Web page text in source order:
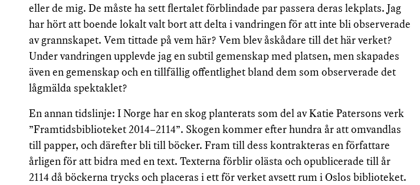
eller de mig. De måste ha sett flertalet förblindade par passera deras lekplats. Jag
har hört att boende lokalt valt bort att delta i vandringen för att inte bli observerade
av grannskapet. Vem tittade på vem här? Vem blev åskådare till det här verket?
Under vandringen upplevde jag en subtil gemenskap med platsen, men skapades
även en gemenskap och en tillfällig offentlighet bland dem som observerade det
lågmälda spektaklet?
En annan tidslinje: I Norge har en skog planterats som del av Katie Patersons verk
”Framtidsbiblioteket 2014–2114”. Skogen kommer efter hundra år att omvandlas
till papper, och därefter bli till böcker. Fram till dess kontrakteras en författare
årligen för att bidra med en text. Texterna förblir olästa och opublicerade till år
2114 då böckerna trycks och placeras i ett för verket avsett rum i Oslos biblioteket.